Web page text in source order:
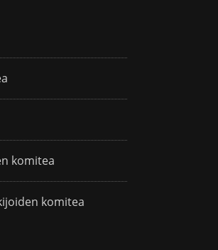
komitea
komitea